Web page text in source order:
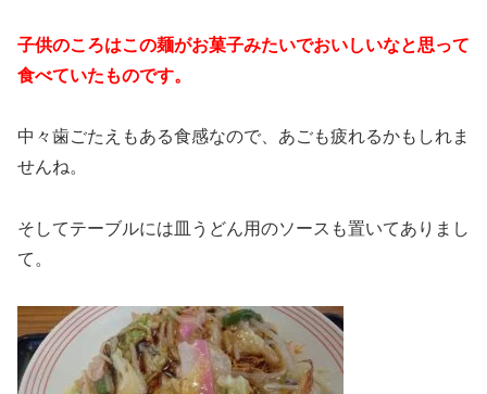
子供のころはこの麺がお菓子みたいでおいしいなと思って
食べていたものです。
中々歯ごたえもある食感なので、あごも疲れるかもしれま
せんね。
そしてテーブルには皿うどん用のソースも置いてありまし
て。